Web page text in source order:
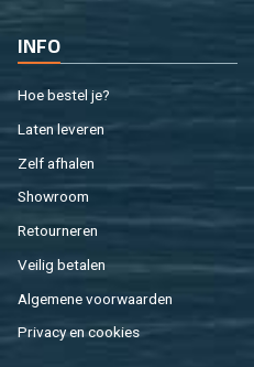
INFO
Hoe be­stel je?
Laten le­ve­ren
Zelf af­ha­len
Show­room
Re­tour­ne­ren
Vei­lig be­ta­len
Al­ge­me­ne voor­waar­den
Pri­va­cy en coo­kies